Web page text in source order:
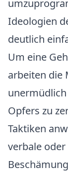
Ideologien
deutlich
Um eine
arbeiten die
Opfers zu
Taktiken
verbale